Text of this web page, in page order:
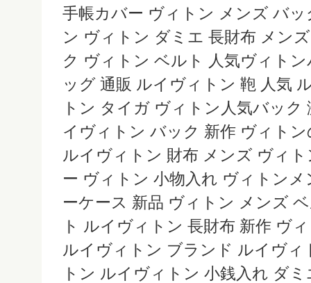
手帳カバー ヴィトン メンズ バ
ン ヴィトン ダミエ 長財布 メン
ク ヴィトン ベルト 人気ヴィト
ッグ 通販 ルイヴィトン 鞄 人気
トン タイガ ヴィトン人気バック
イヴィトン バック 新作 ヴィト
ルイヴィトン 財布 メンズ ヴィ
ー ヴィトン 小物入れ ヴィトン
ーケース 新品 ヴィトン メンズ
ト ルイヴィトン 長財布 新作 ヴ
ルイヴィトン ブランド ルイヴィ
トン ルイヴィトン 小銭入れ ダ